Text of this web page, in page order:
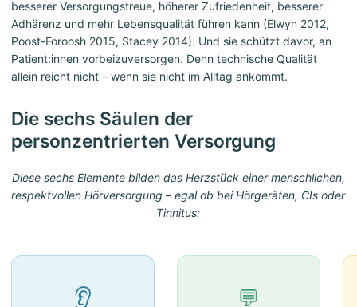
besserer Versorgungstreue, höherer Zufriedenheit, besserer
Adhärenz und mehr Lebensqualität führen kann (Elwyn 2012,
Poost-Foroosh 2015, Stacey 2014). Und sie schützt davor, an
Patient:innen vorbeizuversorgen. Denn technische Qualität
allein reicht nicht – wenn sie nicht im Alltag ankommt.
Die sechs Säulen der
personzentrierten Versorgung
Diese sechs Elemente bilden das Herzstück einer menschlichen,
respektvollen Hörversorgung – egal ob bei Hörgeräten, CIs oder
Tinnitus:
👂 💬